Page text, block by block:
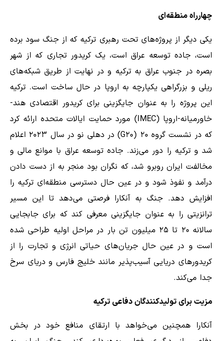
چهارراه منطقه‌ای
یکی دیگر از پروژه‌های تحت رهبری ترکیه که از جنگ سود برده
است، جاده توسعه عراق است، یک کریدور تجاری که از شهر
بصره در جنوب عراق به ترکیه و در نهایت از طریق شبکه‌های
ریلی و بزرگراهی یکپارچه به اروپا در حال ساخت است. ترکیه
این پروژه را به عنوان جایگزینی برای کریدور اقتصادی هند-
خاورمیانه-اروپا (IMEC) مورد حمایت ایالات متحده ارائه کرد
که در نشست گروه ۲۰ (G۲۰) در دهلی نو در سال ۲۰۲۳ اعلام
شد و ترکیه را دور می‌زند. جاده توسعه عراق با موانع مالی و
مخالفت ایران روبرو شد، که نگران بود منجر به از دست دادن
درآمد و نفوذ شود و در عین حال دسترسی منطقه‌ای ترکیه را
افزایش دهد. جنگ به آنکارا فرصتی می‌دهد تا این مسیر
ترانزیتی را به عنوان جایگزینی معرفی کند که برای جابجایی
سالانه ۲۰ تا ۲۵ میلیون تن بار در مراحل اولیه طراحی شده
است و در عین حال جریان‌های حیاتی انرژی و تجارت را از
کریدورهای دریایی آسیب‌پذیر مانند خلیج فارس و دریای سرخ
جدا می‌کند.
مزیت برای تولیدکنندگان دفاعی ترکیه
آنکارا همچنین می‌خواهد با ارتقای منافع خود در بخش